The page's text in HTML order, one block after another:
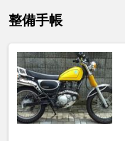
整備手帳